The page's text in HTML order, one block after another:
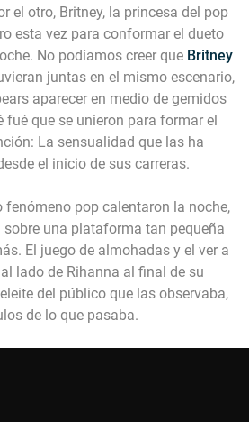
el otro, Britney, la princesa del pop
esta vez para conformar el dueto
No podíamos creer que Britney
juntas en el mismo escenario,
aparecer en medio de gemidos
fué que se unieron para formar el
La sensualidad que las ha
el inicio de sus carreras.
fenómeno pop calentaron la noche,
una plataforma tan pequeña
El juego de almohadas y el ver a
lado de Rihanna al final de su
del público que las observaba,
de lo que pasaba.